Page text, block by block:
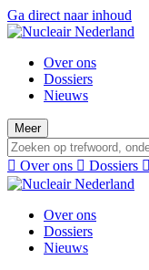
Ga direct naar inhoud
Over ons
Dossiers
Nieuws
Meer
Over ons Dossiers
Over ons
Dossiers
Nieuws